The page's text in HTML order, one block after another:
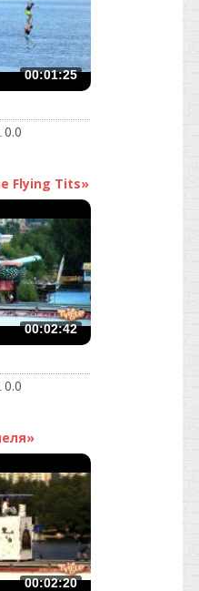
00:01:25
0.0
Flying Tits»
00:02:42
0.0
00:02:20